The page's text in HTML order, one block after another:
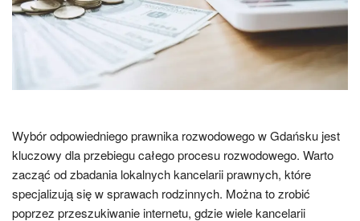
Wybór odpowiedniego prawnika rozwodowego w Gdańsku jest
kluczowy dla przebiegu całego procesu rozwodowego. Warto
zacząć od zbadania lokalnych kancelarii prawnych, które
specjalizują się w sprawach rodzinnych. Można to zrobić
poprzez przeszukiwanie internetu, gdzie wiele kancelarii